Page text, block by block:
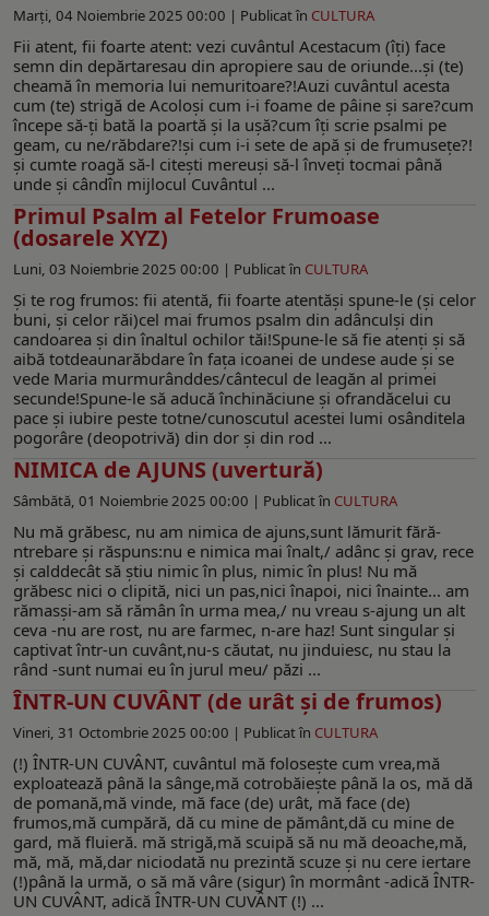
Marți, 04 Noiembrie 2025 00:00 | Publicat în CULTURA
Fii atent, fii foarte atent: vezi cuvântul Acestacum (îţi) face
semn din depărtaresau din apropiere sau de oriunde...şi (te)
cheamă în memoria lui nemuritoare?!Auzi cuvântul acesta
cum (te) strigă de Acoloşi cum i-i foame de pâine şi sare?cum
începe să-ţi bată la poartă şi la uşă?cum îţi scrie psalmi pe
geam, cu ne/răbdare?!şi cum i-i sete de apă şi de frumuseţe?!
şi cumte roagă să-l citeşti mereuşi să-l înveţi tocmai până
unde şi cândîn mijlocul Cuvântul ...
Primul Psalm al Fetelor Frumoase
(dosarele XYZ)
Luni, 03 Noiembrie 2025 00:00 | Publicat în CULTURA
Şi te rog frumos: fii atentă, fii foarte atentăşi spune-le (şi celor
buni, şi celor răi)cel mai frumos psalm din adânculşi din
candoarea şi din înaltul ochilor tăi!Spune-le să fie atenţi şi să
aibă totdeaunarăbdare în faţa icoanei de undese aude şi se
vede Maria murmurânddes/cântecul de leagăn al primei
secunde!Spune-le să aducă închinăciune şi ofrandăcelui cu
pace şi iubire peste totne/cunoscutul acestei lumi osânditela
pogorâre (deopotrivă) din dor şi din rod ...
NIMICA de AJUNS (uvertură)
Sâmbătă, 01 Noiembrie 2025 00:00 | Publicat în CULTURA
Nu mă grăbesc, nu am nimica de ajuns,sunt lămurit fără-
ntrebare şi răspuns:nu e nimica mai înalt,/ adânc şi grav, rece
şi calddecât să ştiu nimic în plus, nimic în plus! Nu mă
grăbesc nici o clipită, nici un pas,nici înapoi, nici înainte... am
rămasşi-am să rămân în urma mea,/ nu vreau s-ajung un alt
ceva -nu are rost, nu are farmec, n-are haz! Sunt singular şi
captivat într-un cuvânt,nu-s căutat, nu jinduiesc, nu stau la
rând -sunt numai eu în jurul meu/ păzi ...
ÎNTR-UN CUVÂNT (de urât şi de frumos)
Vineri, 31 Octombrie 2025 00:00 | Publicat în CULTURA
(!) ÎNTR-UN CUVÂNT, cuvântul mă foloseşte cum vrea,mă
exploatează până la sânge,mă cotrobăieşte până la os, mă dă
de pomană,mă vinde, mă face (de) urât, mă face (de)
frumos,mă cumpără, dă cu mine de pământ,dă cu mine de
gard, mă fluieră. mă strigă,mă scuipă să nu mă deoache,mă,
mă, mă, mă,dar niciodată nu prezintă scuze și nu cere iertare
(!)până la urmă, o să mă vâre (sigur) în mormânt -adică ÎNTR-
UN CUVÂNT, adică ÎNTR-UN CUVÂNT (!) ...